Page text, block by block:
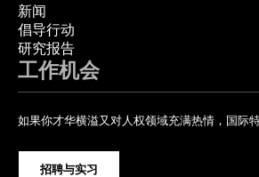
新闻
倡导行动
研究报告
工作机会
如果你才华横溢又对人权领域充满热情，国际
招聘与实习